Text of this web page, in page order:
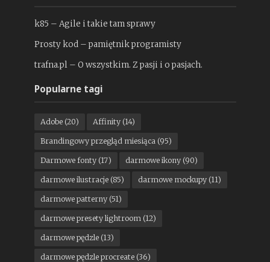
k85 – Agile i takie tam sprawy
Prosty kod – pamiętnik programisty
trafna.pl – O wszystkim. Z pasji i o pasjach.
Popularne tagi
Adobe(20) Affinity(14)
Brandingowy przegląd miesiąca (95)
Darmowe fonty(17) darmowe ikony(90)
darmowe ilustracje(85) darmowe mockupy(11)
darmowe patterny(51)
darmowe presety lightroom (12)
darmowe pędzle(13)
darmowe pędzle procreate(36)